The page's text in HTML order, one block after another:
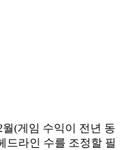
(게임 수익이 전년 동
드라인 수를 조정할 필